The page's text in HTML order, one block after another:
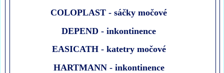
COLOPLAST - sáčky močové
DEPEND - inkontinence
EASICATH - katetry močové
HARTMANN - inkontinence